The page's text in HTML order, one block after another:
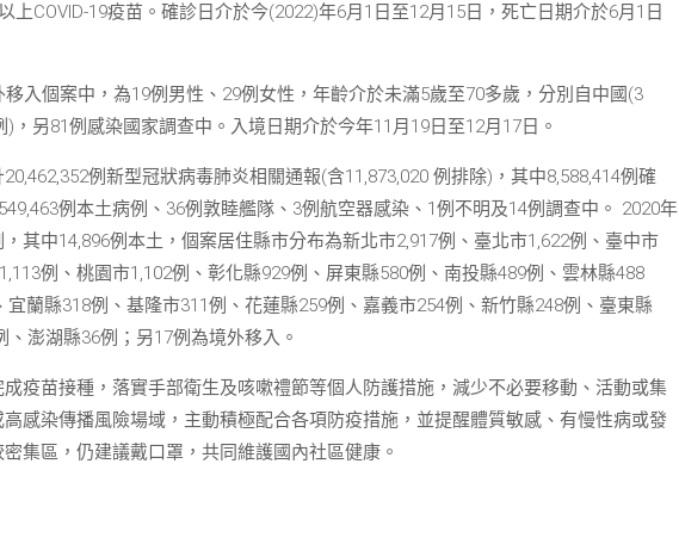
上COVID-19疫苗。確診日介於今(2022)年6月1日至12月15日，死亡日期介於6月1日
入個案中，為19例男性、29例女性，年齡介於未滿5歲至70多歲，分別自中國(3
，另81例感染國家調查中。入境日期介於今年11月19日至12月17日。
例新型冠狀病毒肺炎相關通報(含11,873,020 例排除)，其中8,588,414例確
例本土病例、36例敦睦艦隊、3例航空器感染、1例不明及14例調查中。 2020年
，其中14,896例本土，個案居住縣市分布為新北市2,917例、臺北市1,622例、臺中市
例、桃園市1,102例、彰化縣929例、屏東縣580例、南投縣489例、雲林縣488
蘭縣318例、基隆市311例、花蓮縣259例、嘉義市254例、新竹縣248例、臺東縣
澎湖縣36例；另17例為境外移入。
疫苗接種，落實手部衛生及咳嗽禮節等個人防護措施，減少不必要移動、活動或集
感染傳播風險場域，主動積極配合各項防疫措施，並提醒體質敏感、有慢性病或發
集區，仍建議戴口罩，共同維護國內社區健康。